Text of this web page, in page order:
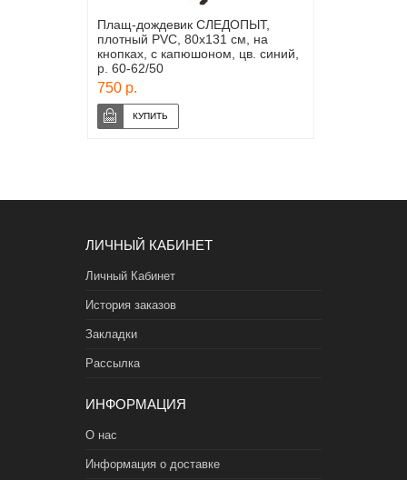
Плащ-дождевик СЛЕДОПЫТ,
плотный PVC, 80х131 см, на
кнопках, с капюшоном, цв. синий,
р. 60-62/50
750 р.
ЛИЧНЫЙ КАБИНЕТ
Личный Кабинет
История заказов
Закладки
Рассылка
ИНФОРМАЦИЯ
О нас
Информация о доставке